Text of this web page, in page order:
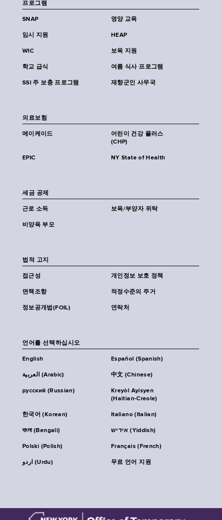
프로그램
SNAP 영양 교육
임시 지원 HEAP
WIC 보육 지원
학교 급식 여름 식사 프로그램
SSI 주 보충 프로그램 재향군인 사무국
의료보험
메이케이드
어린이 건강 플러스
(CHP)
EPIC NY State of Health
세금 공제
근로 소득 보육/부양자 위탁
비양육 부모
법적 고지
접근성 개인정보 보호 정책
면책조항 적정수준의 주거
정보공개법(FOIL) 연락처
언어를 선택하십시오
English Español (Spanish)
العربية (Arabic) 中文 (Chinese)
русский (Russian)
Kreyòl Ayisyen
(Haitian-Creole)
한국어 (Korean) Italiano (Italian)
বাংলা (Bengali) אידיש (Yiddish)
Polski (Polish) Français (French)
اردو (Urdu) 무료 언어 지원